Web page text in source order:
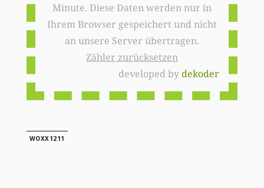
Minute. Diese Daten werden nur in
Ihrem Browser gespeichert und nicht
an unsere Server übertragen.
Zähler zurücksetzen
developed bydekoder
WOXX1211